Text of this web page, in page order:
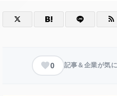
0 記事＆企業が気